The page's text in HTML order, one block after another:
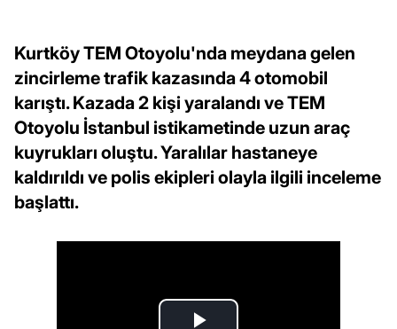
Kurtköy TEM Otoyolu'nda meydana gelen
zincirleme trafik kazasında 4 otomobil
karıştı. Kazada 2 kişi yaralandı ve TEM
Otoyolu İstanbul istikametinde uzun araç
kuyrukları oluştu. Yaralılar hastaneye
kaldırıldı ve polis ekipleri olayla ilgili inceleme
başlattı.